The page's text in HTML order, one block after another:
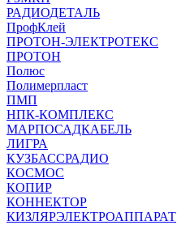
РАДИОДЕТАЛЬ
ПрофКлей
ПРОТОН-ЭЛЕКТРОТЕКС
ПРОТОН
Полюс
Полимерпласт
ПМП
НПК-КОМПЛЕКС
МАРПОСАДКАБЕЛЬ
ЛИГРА
КУЗБАССРАДИО
КОСМОС
КОПИР
КОННЕКТОР
КИЗЛЯРЭЛЕКТРОАППАРАТ